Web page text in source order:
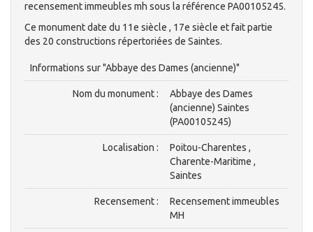
recensement immeubles mh sous la référence PA00105245.
Ce monument date du 11e siècle , 17e siècle et fait partie
des 20 constructions répertoriées de Saintes.
Informations sur "Abbaye des Dames (ancienne)"
Nom du monument :
Abbaye des Dames
(ancienne) Saintes
(PA00105245)
Localisation :
Poitou-Charentes ,
Charente-Maritime ,
Saintes
Recensement :
Recensement immeubles
MH